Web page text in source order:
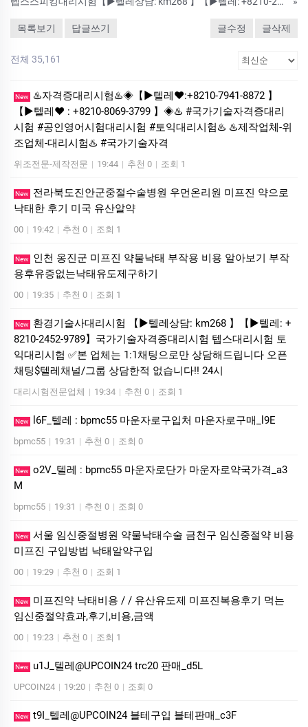
목록보기 답글쓰기 글수정 글삭제
전체 35,161
New
♨️자격증대리시험♨️◈【▶텔레♥:+8210-7941-8872 】
【▶텔레♥ : +8210-8069-3799 】◈♨️ #국가기술자격증대리
시험 #공인영어시험대리시험 #토익대리시험♨️ ♨️제작업체-위
조업체-대리시험♨️ #국가기술자격
위조전문-제작전문 | 19:44 | 추천 0 | 조회 1
New
전라북도진안군중절수술병원 우먼온리원 미프진 약으로
낙태한 후기 미국 유산알약
00 | 19:42 | 추천 0 | 조회 1
New
인천 옹진군 미프진 약물낙태 부작용 비용 알아보기 부작
용후유증없는낙태유도제구하기
00 | 19:35 | 추천 0 | 조회 1
New
환경기술사대리시험 【▶텔레상담: km268 】【▶텔레: +
8210-2452-9789】국가기술자격증대리시험 텝스대리시험 토
익대리시험 ✅본 업체는 1:1채팅으로만 상담해드립니다 오픈
채팅$텔레채널/그룹 상담한적 없습니다!! 24시
대리시험전문업체 | 19:34 | 추천 0 | 조회 1
New l6F_텔레 : bpmc55 마운자로구입처 마운자로구매_l9E
bpmc55 | 19:31 | 추천 0 | 조회 0
New o2V_텔레 : bpmc55 마운자로단가 마운자로약국가격_a3
M
bpmc55 | 19:31 | 추천 0 | 조회 0
New 서울 임신중절병원 약물낙태수술 금천구 임신중절약 비용
미프진 구입방법 낙­태알약구입
00 | 19:29 | 추천 0 | 조회 1
New
미프진약 낙태비용 / / 유산유도제 미프진복용후기 먹는
임신중절약효과,후기,비용,금액
00 | 19:23 | 추천 0 | 조회 1
New u1J_텔레@UPCOIN24 trc20 판매_d5L
UPCOIN24 | 19:20 | 추천 0 | 조회 0
New t9I_텔레@UPCOIN24 블테구입 블테판매_c3F